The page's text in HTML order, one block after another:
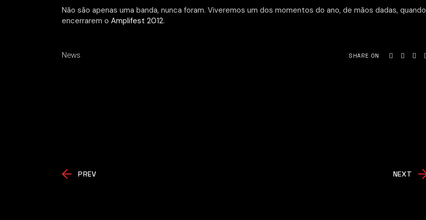
Não são apenas uma banda, nunca foram. Viveremos um dos momentos do ano, de mãos dadas, quando
encerrarem o Amplifest 2012.
News SHARE ON
PREV NEXT